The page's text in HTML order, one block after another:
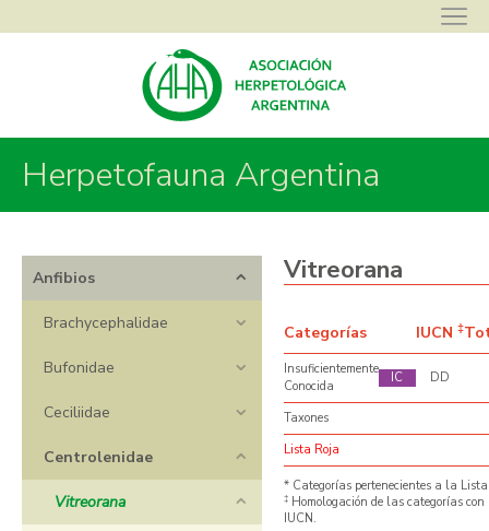
Asociación Herpetológica Argentina Herpetofauna Argentina
Anfibios> Centrolenidae > Vitreorana
Herpetofauna Argentina
Anfibios
Brachycephalidae
Bufonidae
Ceciliidae
Centrolenidae
Vitreorana
Vitreorana
Categorías IUCN ‡
Insuficientemente
Conocida
IC DD
Taxones
Lista Roja
* Categorías pertenecientes a la
‡ Homologación de las categorías con
IUCN.